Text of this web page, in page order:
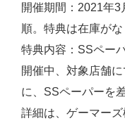
開催期間：2021
順。特典は在庫がな
特典内容：SSペー
開催中、対象店舗
に、SSペーパーを
詳細は、ゲーマーズ